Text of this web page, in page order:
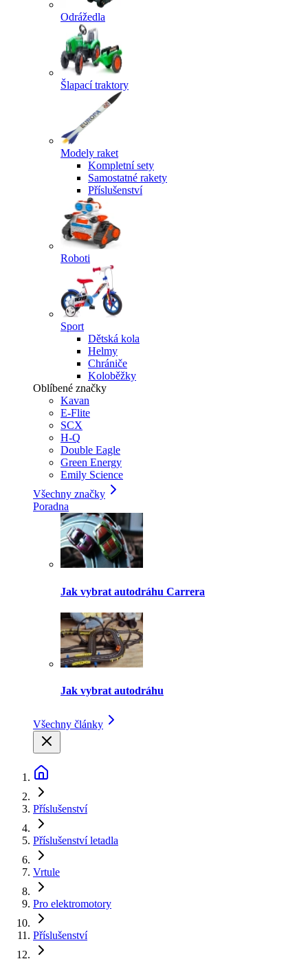
Odrážedla
Šlapací traktory
Modely raket
Kompletní sety
Samostatné rakety
Příslušenství
Roboti
Sport
Dětská kola
Helmy
Chrániče
Koloběžky
Oblíbené značky
Kavan
E-Flite
SCX
H-Q
Double Eagle
Green Energy
Emily Science
Všechny značky
Poradna
Jak vybrat autodráhu Carrera
Jak vybrat autodráhu
Všechny články
Příslušenství
Příslušenství letadla
Vrtule
Pro elektromotory
Příslušenství